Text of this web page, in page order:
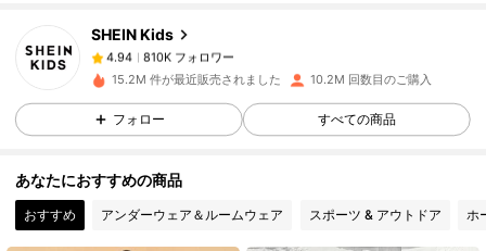
SHEIN Kids
4.94 810K フォロワー
に購入しました
4.94 810K フォロワー
15.2M 件が最近販売されました 10.2M 回数目のご購入
フォロー すべての商品
あなたにおすすめの商品
おすすめ アンダーウェア＆ルームウェア スポーツ & アウトドア ホ